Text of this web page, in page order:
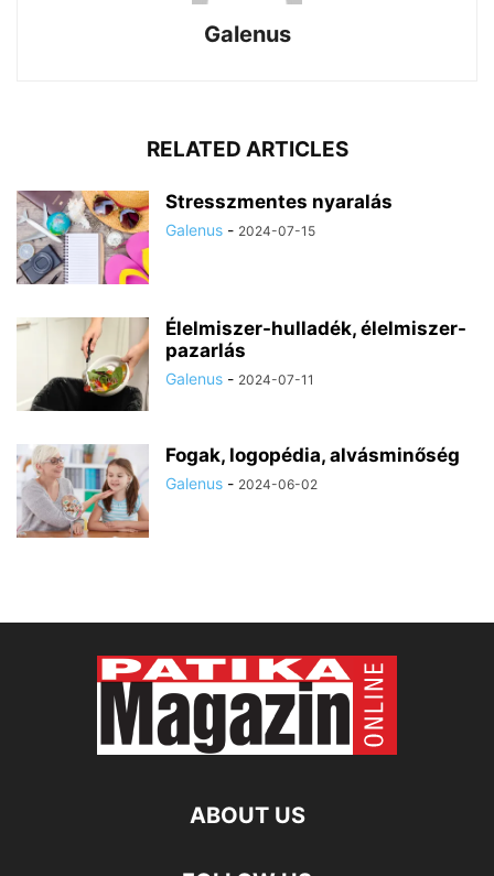
Galenus
RELATED ARTICLES
Stresszmentes nyaralás
Galenus - 2024-07-15
Élelmiszer-hulladék, élelmiszer-
pazarlás
Galenus - 2024-07-11
Fogak, logopédia, alvásminőség
Galenus - 2024-06-02
ABOUT US